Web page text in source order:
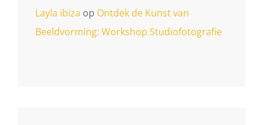
Layla ibiza op Ontdek de Kunst van
Beeldvorming: Workshop Studiofotografie